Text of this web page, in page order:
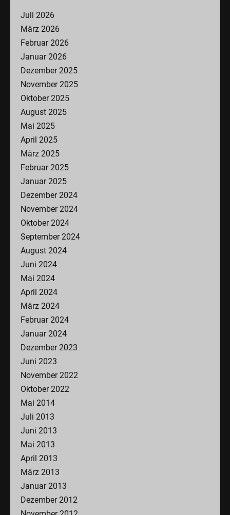
Juli 2026
März 2026
Februar 2026
Januar 2026
Dezember 2025
November 2025
Oktober 2025
August 2025
Mai 2025
April 2025
März 2025
Februar 2025
Januar 2025
Dezember 2024
November 2024
Oktober 2024
September 2024
August 2024
Juni 2024
Mai 2024
April 2024
März 2024
Februar 2024
Januar 2024
Dezember 2023
Juni 2023
November 2022
Oktober 2022
Mai 2014
Juli 2013
Juni 2013
Mai 2013
April 2013
März 2013
Januar 2013
Dezember 2012